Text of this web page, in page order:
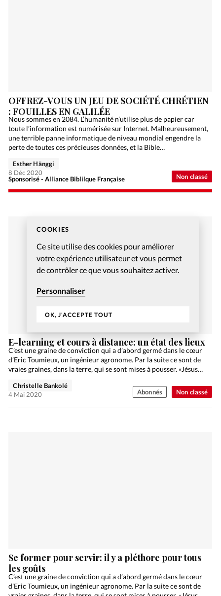
COOKIES
Ce site utilise des cookies pour améliorer
votre expérience utilisateur et vous permet
de contrôler ce que vous souhaitez activer.
Personnaliser
OK, J'ACCEPTE TOUT
Non classé
OFFREZ-VOUS UN JEU DE SOCIÉTÉ CHRÉTIEN
: FOUILLES EN GALILÉE
Nous sommes en 2084. L’humanité n’utilise plus de papier car
toute l’information est numérisée sur Internet. Malheureusement,
une terrible panne informatique de niveau mondial engendre la
perte de toutes ces précieuses données, et la Bible…
Sponsorisé - Alliance Biblilque Française
Esther Hänggi
8 Déc 2020
Non classé
E-learning et cours à distance: un état des lieux
C’est une graine de conviction qui a d’abord germé dans le cœur
d’Eric Toumieux, un ingénieur agronome. Par la suite ce sont de
vraies graines, dans la terre, qui se sont mises à pousser. «Jésus…
Christelle Bankolé
4 Mai 2020
Abonnés
Se former pour servir: il y a pléthore pour tous
les goûts
C’est une graine de conviction qui a d’abord germé dans le cœur
d’Eric Toumieux, un ingénieur agronome. Par la suite ce sont de